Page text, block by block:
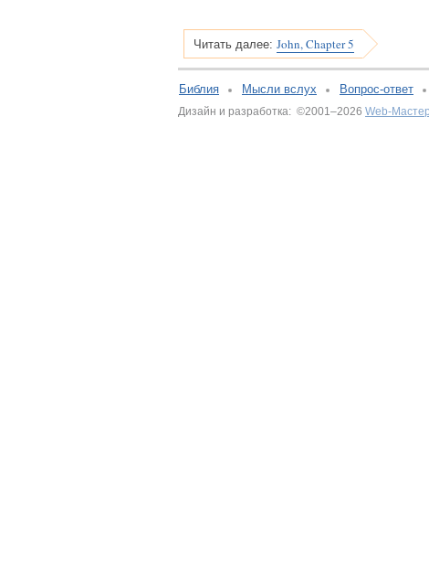
Читать далее: John, Chapter 5
Библия Мысли вслух Вопрос-ответ
Дизайн и разработка: ©2001–2026 Web-